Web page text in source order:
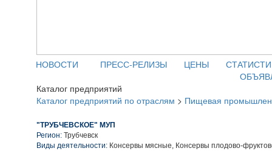
НОВОСТИ ПРЕСС-РЕЛИЗЫ ЦЕНЫ
Каталог предприятий
Каталог предприятий по отраслям > Пищевая
"ТРУБЧЕВСКОЕ" МУП
Регион: Трубчевск
Виды деятельности: Консервы мясные, Консервы плодово-